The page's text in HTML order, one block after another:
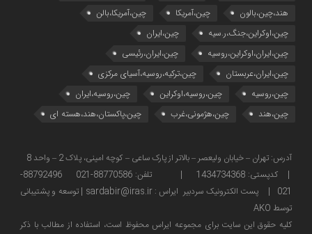
هند،چین،بالون
چین،آمریکا
چین،آمریکا،بالن
چین،اوکراین،جنگ،ر.سیه
چین،ایران
چین،ایران،اوکراین،روسیه
چین،ایران،رئیسی
چین،ایران،عربستان
چین،ترکیه،روسیه،آسیای مرکزی
چین،روسیه
چین،روسیه،اوکراین
چین،روسیه،ایران
چین،هند
چین،هژمونی،غرب چین،پاکستان،هند،هسته ای
| کدپستی: 1434734368 | تلفن: 88770586-021 88792496-
021 | پست الکترونیک سردبیر ایراس : sardabir@iras.ir |
توسعه و پشتیبانی
توسط AKO
كليه حقوق این سایت برای مجموعه ایراس محفوظ است، استفاده از مطالب با ذكر